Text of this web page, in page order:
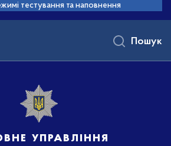
тестування та наповнення
управління
Пошук